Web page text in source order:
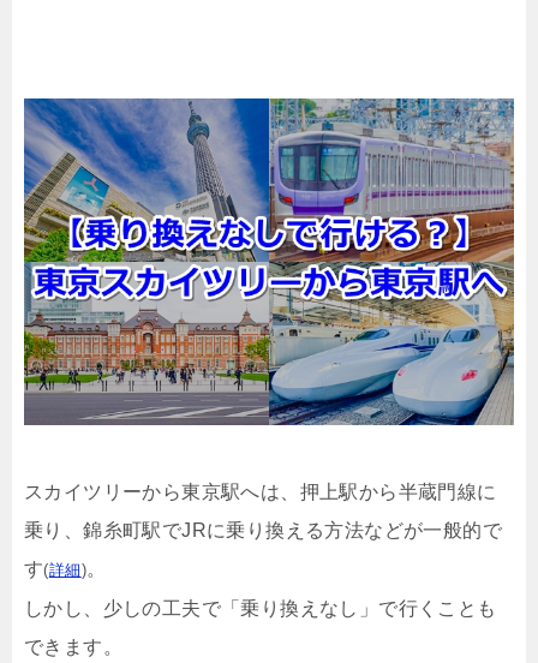
スカイツリーから東京駅へは、押上駅から半蔵門線に
乗り、錦糸町駅でJRに乗り換える方法などが一般的で
す(詳細)。
しかし、少しの工夫で「乗り換えなし」で行くことも
できます。